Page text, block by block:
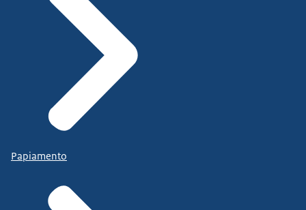
Papiamento